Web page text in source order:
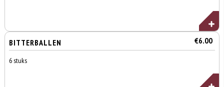
BITTERBALLEN €6.00
6 stuks